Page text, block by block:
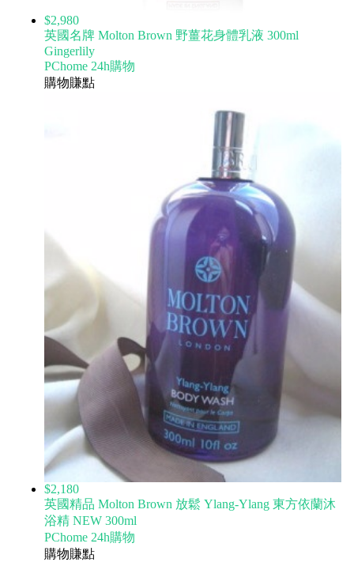
$2,980
英國名牌 Molton Brown 野薑花身體乳液 300ml
Gingerlily
PChome 24h購物
購物賺點
$2,180
英國精品 Molton Brown 放鬆 Ylang-Ylang 東方依蘭沐
浴精 NEW 300ml
PChome 24h購物
購物賺點